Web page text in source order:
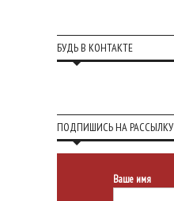
БУДЬ В КОНТАКТЕ
ПОДПИШИСЬ НА РАССЫЛКУ
Ваше имя